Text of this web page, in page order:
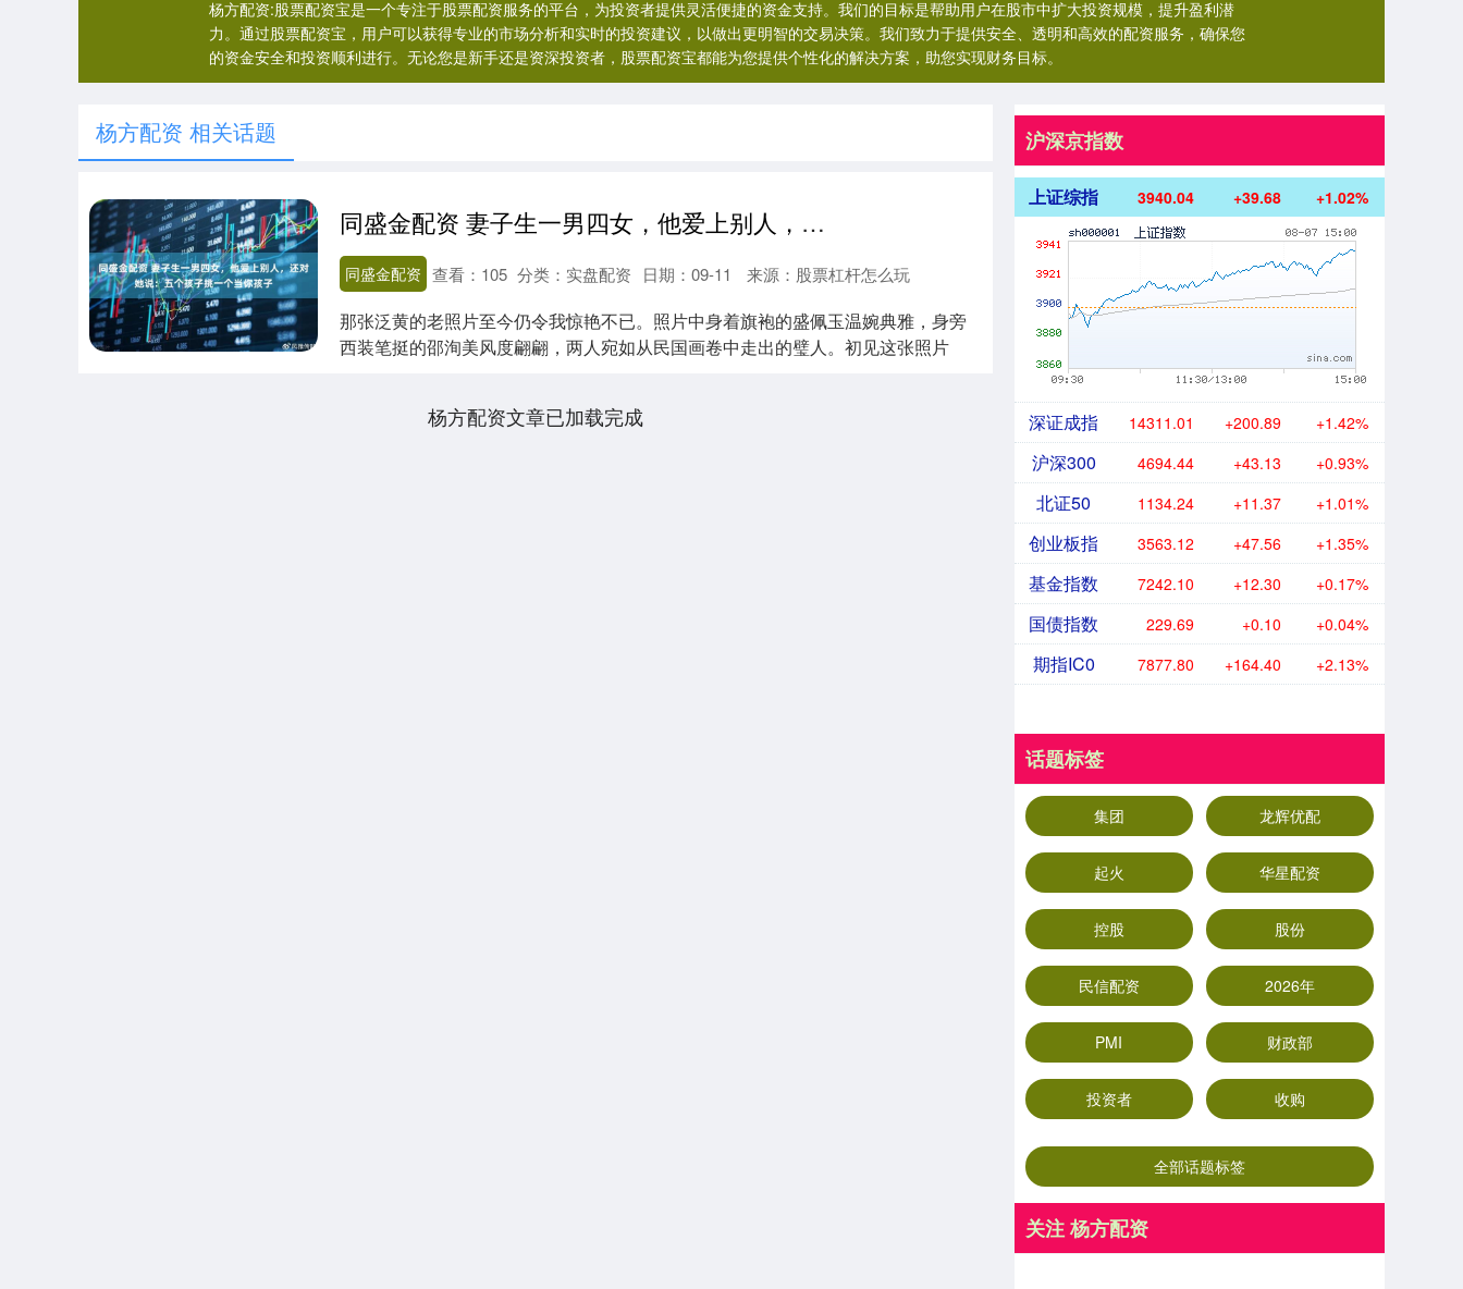
杨方配资:股票配资宝是一个专注于股票配资服务的平台，为投资者提供灵活便捷的资金支持。我们的目标是帮助用户在股市中扩大投资规模，提升盈利潜
力。通过股票配资宝，用户可以获得专业的市场分析和实时的投资建议，以做出更明智的交易决策。我们致力于提供安全、透明和高效的配资服务，确保您
的资金安全和投资顺利进行。无论您是新手还是资深投资者，股票配资宝都能为您提供个性化的解决方案，助您实现财务目标。
杨方配资 相关话题
同盛金配资 妻子生一男四女，他爱上别人，还对她说：五个孩子挑一个当你孩子
同盛金配资 日期：09-11 来源：股票杠杆怎么玩
查看： 105 分类： 实盘配资
那张泛黄的老照片至今仍令我惊艳不已。照片中身着旗袍的盛佩玉温婉典雅，身旁
西装笔挺的邵洵美风度翩翩，两人宛如从民国画卷中走出的璧人。初见这张照片
杨方配资文章已加载完成
沪深京指数
上证综指 3940.04 +39.68 +1.02%
深证成指 14311.01 +200.89 +1.42%
沪深300 4694.44 +43.13 +0.93%
北证50 1134.24 +11.37 +1.01%
创业板指 3563.12 +47.56 +1.35%
基金指数 7242.10 +12.30 +0.17%
国债指数 229.69 +0.10 +0.04%
期指IC0 7877.80 +164.40 +2.13%
话题标签
集团 龙辉优配
起火 华星配资
控股 股份
民信配资 2026年
PMI 财政部
投资者 收购
全部话题标签
关注 杨方配资